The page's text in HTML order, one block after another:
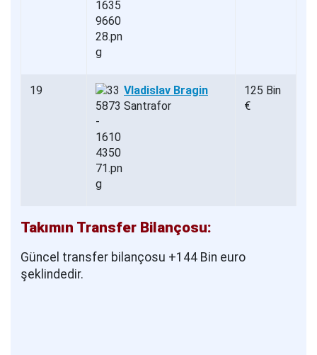
19
Vladislav Bragin
Santrafor
125 Bin
€
Takımın Transfer Bilançosu:
Güncel transfer bilançosu +144 Bin euro
şeklindedir.